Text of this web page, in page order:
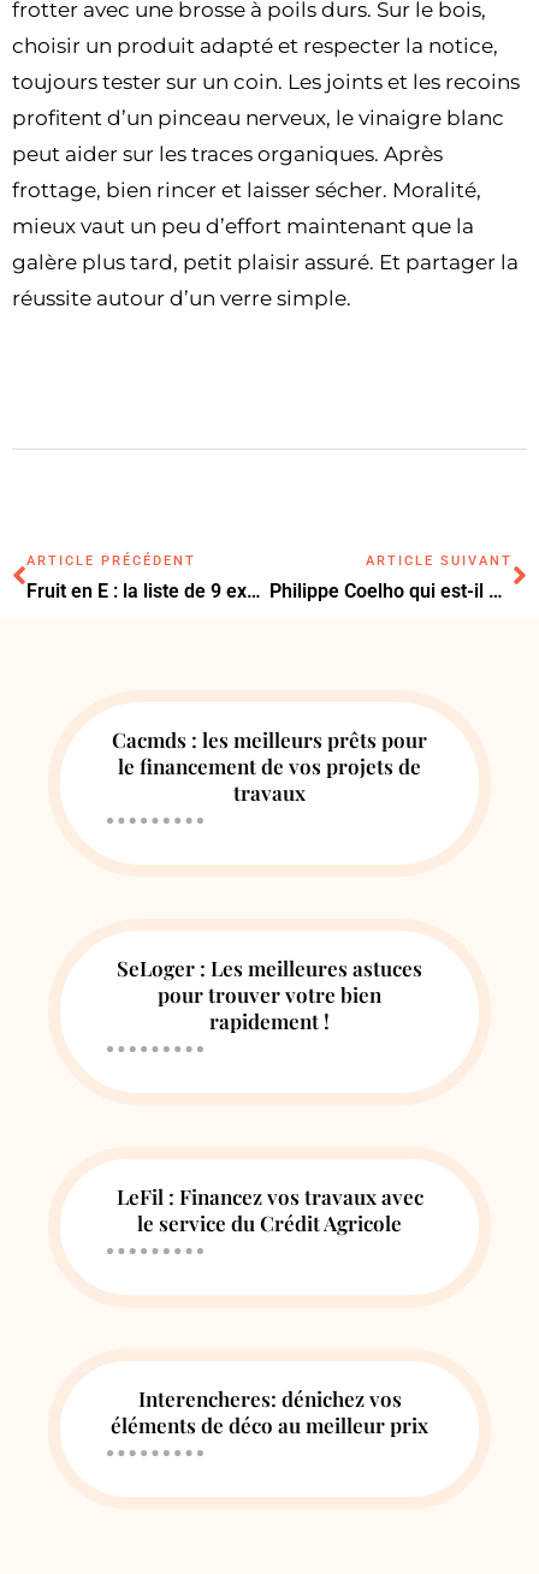
frotter avec une brosse à poils durs. Sur le bois,
choisir un produit adapté et respecter la notice,
toujours tester sur un coin. Les joints et les recoins
profitent d’un pinceau nerveux, le vinaigre blanc
peut aider sur les traces organiques. Après
frottage, bien rincer et laisser sécher. Moralité,
mieux vaut un peu d’effort maintenant que la
galère plus tard, petit plaisir assuré. Et partager la
réussite autour d’un verre simple.
ARTICLE PRÉCÉDENT
Fruit en E : la liste de 9 exemples pour Petit Bac
ARTICLE SUIVANT
Philippe Coelho qui est-il et quelle est sa profession ?
Cacmds : les meilleurs prêts pour
le financement de vos projets de
travaux
SeLoger : Les meilleures astuces
pour trouver votre bien
rapidement !
LeFil : Financez vos travaux avec
le service du Crédit Agricole
Interencheres: dénichez vos
éléments de déco au meilleur prix